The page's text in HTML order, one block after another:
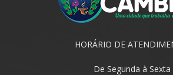
HORÁRIO DE
De Segunda à Sexta